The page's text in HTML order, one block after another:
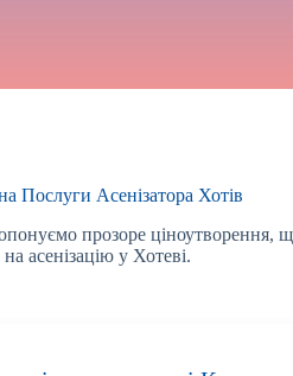
Послуги Асенізатора Хотів
прозоре
на асенізацію у Хотеві.